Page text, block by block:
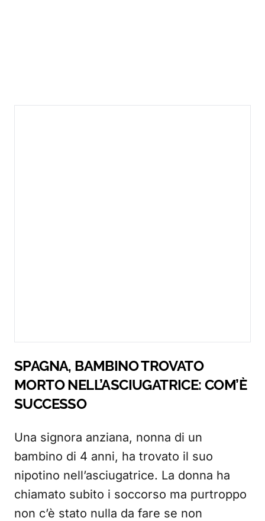
SPAGNA, BAMBINO TROVATO
MORTO NELL’ASCIUGATRICE: COM’È
SUCCESSO
Una signora anziana, nonna di un
bambino di 4 anni, ha trovato il suo
nipotino nell’asciugatrice. La donna ha
chiamato subito i soccorso ma purtroppo
non c’è stato nulla da fare se non